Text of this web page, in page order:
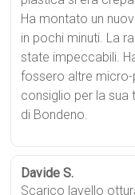
Ha montato un
in pochi minuti. La
state impeccabili.
fossero altre
consiglio per la sua
di Bondeno.
Davide S.
Scarico lavello